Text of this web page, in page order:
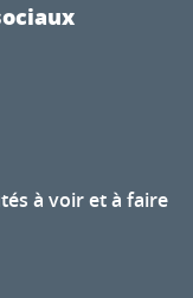
à voir et à faire